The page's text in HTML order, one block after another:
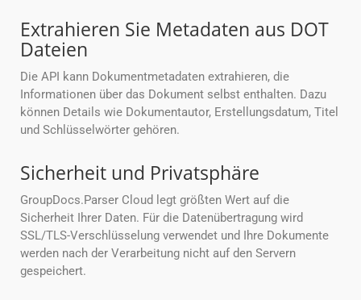
Extrahieren Sie Metadaten aus DOT
Dateien
Die API kann Dokumentmetadaten extrahieren, die
Informationen über das Dokument selbst enthalten. Dazu
können Details wie Dokumentautor, Erstellungsdatum, Titel
und Schlüsselwörter gehören.
Sicherheit und Privatsphäre
GroupDocs.Parser Cloud legt größten Wert auf die
Sicherheit Ihrer Daten. Für die Datenübertragung wird
SSL/TLS-Verschlüsselung verwendet und Ihre Dokumente
werden nach der Verarbeitung nicht auf den Servern
gespeichert.